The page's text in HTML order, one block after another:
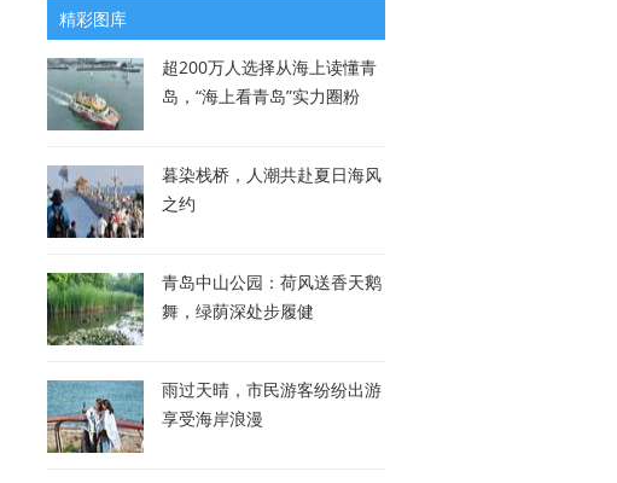
精彩图库
超200万人选择从海上读懂青
岛，“海上看青岛”实力圈粉
暮染栈桥，人潮共赴夏日海风
之约
青岛中山公园：荷风送香天鹅
舞，绿荫深处步履健
雨过天晴，市民游客纷纷出游
享受海岸浪漫